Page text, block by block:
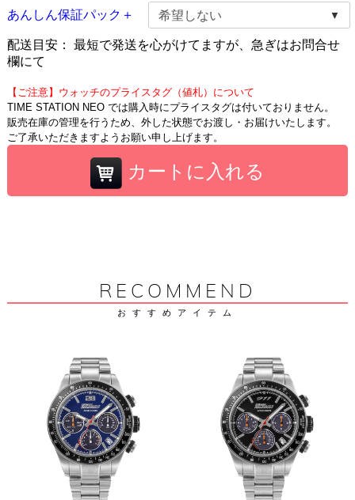
あんしん保証パック＋
配送目安： 最短で発送を心がけてますが、急ぎはお問合せ
欄にて
【ご注意】ウォッチのプライスタグ（値札）について
TIME STATION NEO では購入時にプライスタグは付いておりません。
販売在庫の管理を行うため、外した状態でお渡し・お届けいたします。
ご了承いただきますようお願い申し上げます。
カートに入れる
RECOMMEND
おすすめアイテム